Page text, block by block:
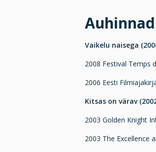
Auhinnad
Vaikelu naisega
2008 Festival Temps
2006 Eesti
Kitsas on värav
2003 Golden Knight
2003 The Excellence